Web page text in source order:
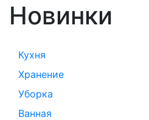
Новинки
Кухня
Хранение
Уборка
Ванная